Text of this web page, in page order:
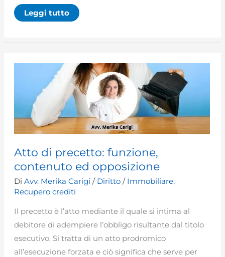
Trasferimento
d’azienda
diritto
al
risarcimento
danno
Leggi tutto
Atto di precetto: funzione,
contenuto ed opposizione
DiAvv. Merika Carigi/ Diritto / Immobiliare,
Recupero crediti
Il precetto è l’atto mediante il quale si intima al
debitore di adempiere l’obbligo risultante dal titolo
esecutivo. Si tratta di un atto prodromico
all’esecuzione forzata e ciò significa che serve per